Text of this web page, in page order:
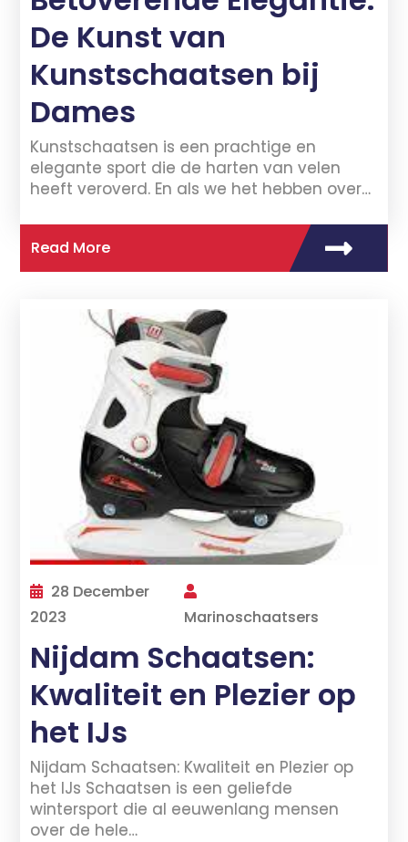
De Kunst van
Kunstschaatsen bij
Dames
Kunstschaatsen is een prachtige en
elegante sport die de harten van velen
heeft veroverd. En als we het hebben over…
Read More
28 December
2023
Marinoschaatsers
Nijdam Schaatsen:
Kwaliteit en Plezier op
het IJs
Nijdam Schaatsen: Kwaliteit en Plezier op
het IJs Schaatsen is een geliefde
wintersport die al eeuwenlang mensen
over de hele…